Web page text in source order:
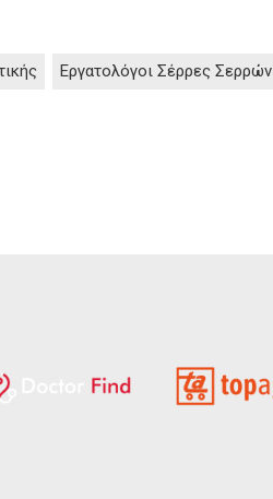
Εργατολόγοι Σέρρες Σερρών